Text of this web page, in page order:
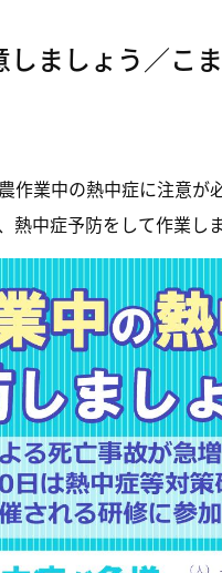
ましょう／こ
業中の熱中症に注意が必
中症予防をして作業しま